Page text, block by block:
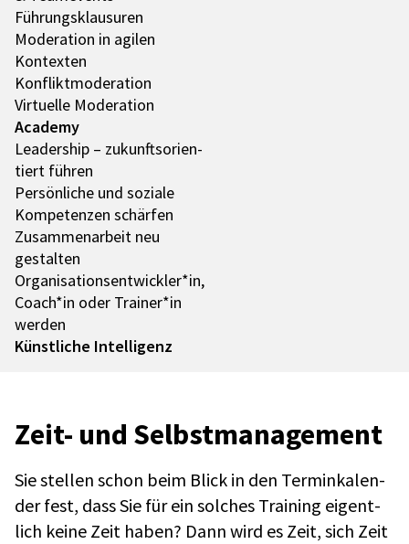
Führungs­klau­su­ren
Mode­ra­tion in agilen
Kontex­ten
Konflikt­mo­de­ra­tion
Virtu­elle Mode­ra­tion
Academy
Leader­ship – zukunfts­ori­en­
tiert führen
Persön­li­che und soziale
Kompe­ten­zen schär­fen
Zusam­men­ar­beit neu
gestal­ten
Organisationsentwickler*in,
Coach*in oder Trainer*in
werden
Künst­li­che Intel­li­genz
Zeit- und Selbst­ma­nage­ment
Sie stel­len schon beim Blick in den Termin­ka­len­
der fest, dass Sie für ein solches Trai­ning eigent­
lich keine Zeit haben? Dann wird es Zeit, sich Zeit